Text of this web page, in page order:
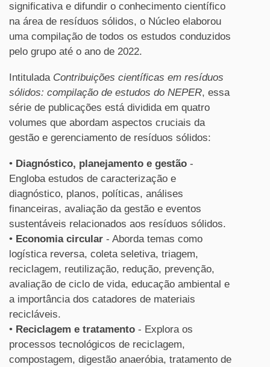
significativa e difundir o conhecimento científico
na área de resíduos sólidos, o Núcleo elaborou
uma compilação de todos os estudos conduzidos
pelo grupo até o ano de 2022.
Intitulada Contribuições científicas em resíduos
sólidos: compilação de estudos do NEPER, essa
série de publicações está dividida em quatro
volumes que abordam aspectos cruciais da
gestão e gerenciamento de resíduos sólidos:
• Diagnóstico, planejamento e gestão -
Engloba estudos de caracterização e
diagnóstico, planos, políticas, análises
financeiras, avaliação da gestão e eventos
sustentáveis relacionados aos resíduos sólidos.
• Economia circular - Aborda temas como
logística reversa, coleta seletiva, triagem,
reciclagem, reutilização, redução, prevenção,
avaliação de ciclo de vida, educação ambiental e
a importância dos catadores de materiais
recicláveis.
• Reciclagem e tratamento - Explora os
processos tecnológicos de reciclagem,
compostagem, digestão anaeróbia, tratamento de